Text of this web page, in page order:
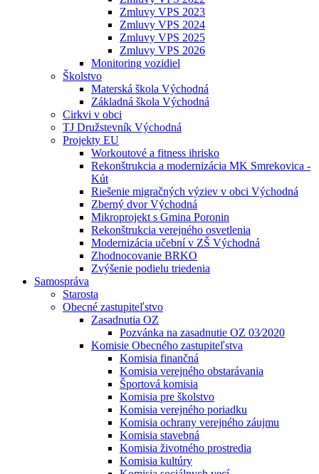
Zmluvy VPS 2023
Zmluvy VPS 2024
Zmluvy VPS 2025
Zmluvy VPS 2026
Monitoring vozidiel
Školstvo
Materská škola Východná
Základná škola Východná
Cirkvi v obci
TJ Družstevník Východná
Projekty EU
Workoutové a fitness ihrisko
Rekonštrukcia a modernizácia MK Smrekovica -
Kút
Riešenie migračných výziev v obci Východná
Zberný dvor Východná
Mikroprojekt s Gmina Poronin
Rekonštrukcia verejného osvetlenia
Modernizácia učební v ZŠ Východná
Zhodnocovanie BRKO
Zvýšenie podielu triedenia
Samospráva
Starosta
Obecné zastupiteľstvo
Zasadnutia OZ
Pozvánka na zasadnutie OZ 03⁄2020
Komisie Obecného zastupiteľstva
Komisia finančná
Komisia verejného obstarávania
Športová komisia
Komisia pre školstvo
Komisia verejného poriadku
Komisia ochrany verejného záujmu
Komisia stavebná
Komisia životného prostredia
Komisia kultúry